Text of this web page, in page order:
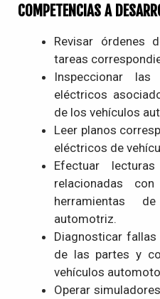
COMPETENCIAS A
Revisar órdenes
tareas
Inspeccionar
eléctricos
de los vehículos
Leer planos
eléctricos de
Efectuar
relacionadas
herramientas
automotriz.
Diagnosticar
de las partes y
vehículos
Operar